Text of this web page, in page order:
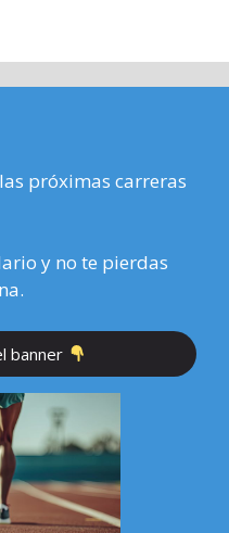
próximas carreras
y no te pierdas
banner